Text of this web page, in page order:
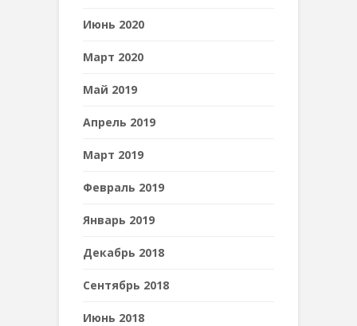
Июнь 2020
Март 2020
Май 2019
Апрель 2019
Март 2019
Февраль 2019
Январь 2019
Декабрь 2018
Сентябрь 2018
Июнь 2018